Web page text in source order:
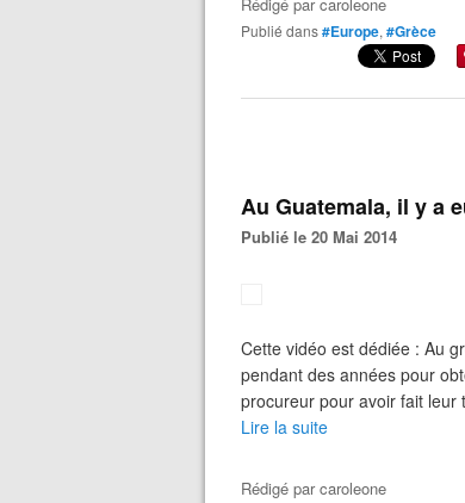
Publié dans#Europe, #Grèce
Au Guatemala, il y a
Publié le 20 Mai 2014
Cette vidéo est dédiée : Au
pendant des années pour
procureur pour avoir fait leur
Lire la suite
Rédigé parcaroleone